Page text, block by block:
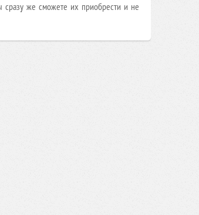
сразу же сможете их приобрести и не